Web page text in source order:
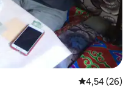
Середня
4,54 (26)